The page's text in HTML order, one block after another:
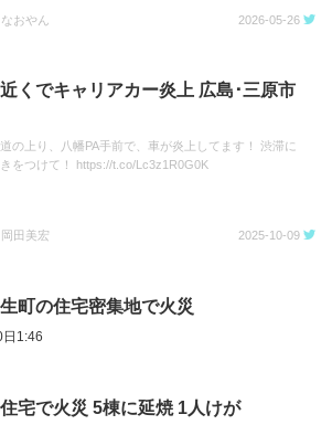
なおやん 2026-05-26
くでキャリアカー炎上 広島･三原市
の上り、八幡PA手前で、車が炎上してます！ 渋滞に
をつけて！ https://t.co/Lc3z1R0G0K
岡田美宏 2025-10-09
町の住宅密集地で火災
1:46
宅で火災 5棟に延焼 1人けが